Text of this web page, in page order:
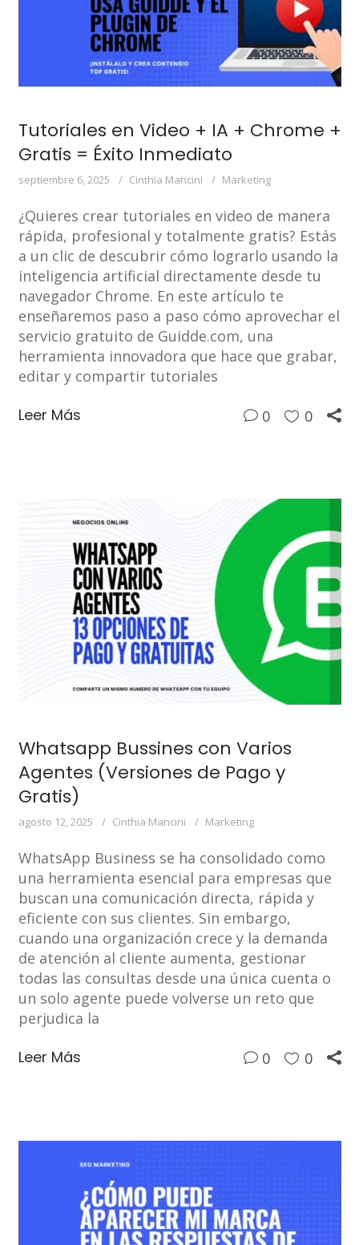
Tutoriales en Video + IA + Chrome +
Gratis = Éxito Inmediato
septiembre 6, 2025 Cinthia Mancini Marketing
¿Quieres crear tutoriales en video de manera
rápida, profesional y totalmente gratis? Estás
a un clic de descubrir cómo lograrlo usando la
inteligencia artificial directamente desde tu
navegador Chrome. En este artículo te
enseñaremos paso a paso cómo aprovechar el
servicio gratuito de Guidde.com, una
herramienta innovadora que hace que grabar,
editar y compartir tutoriales
Leer Más 0 0
Whatsapp Bussines con Varios
Agentes (Versiones de Pago y
Gratis)
agosto 12, 2025 Cinthia Mancini Marketing
WhatsApp Business se ha consolidado como
una herramienta esencial para empresas que
buscan una comunicación directa, rápida y
eficiente con sus clientes. Sin embargo,
cuando una organización crece y la demanda
de atención al cliente aumenta, gestionar
todas las consultas desde una única cuenta o
un solo agente puede volverse un reto que
perjudica la
Leer Más 0 0